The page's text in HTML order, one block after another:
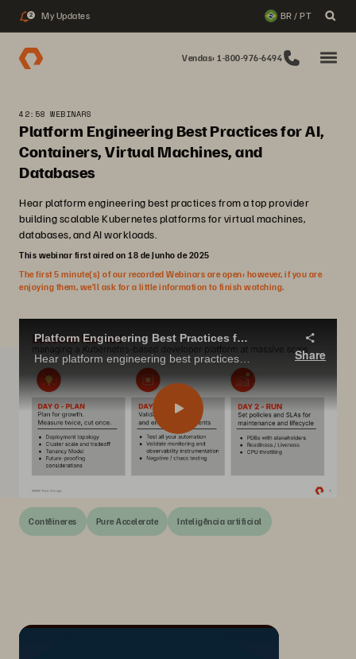
2 My Updates BR / PT
Vendas: 1-800-976-6494
42:58 WEBINARS
Platform Engineering Best Practices for AI,
Containers, Virtual Machines, and
Databases
Hear platform engineering best practices from a top provider
building scalable Kubernetes platforms for virtual machines,
databases, and AI workloads.
This webinar first aired on 18 de Junho de 2025
The first 5 minute(s) of our recorded Webinars are open; however, if you are
enjoying them, we’ll ask for a little information to finish watching.
Platform Engineering Best Practices for AI, Containers, virtual machines, and databases
Hear platform engineering best practices from a top provider building scalable Kubernetes platforms for virtual machines, databases, and AI workloads.
Share
Contêineres Pure Accelerate Inteligência artificial